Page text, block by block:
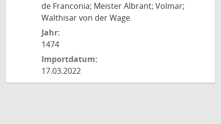
de Franconia; Meister Albrant; Volmar;
Walthisar von der Wage
Jahr:
1474
Importdatum:
17.03.2022